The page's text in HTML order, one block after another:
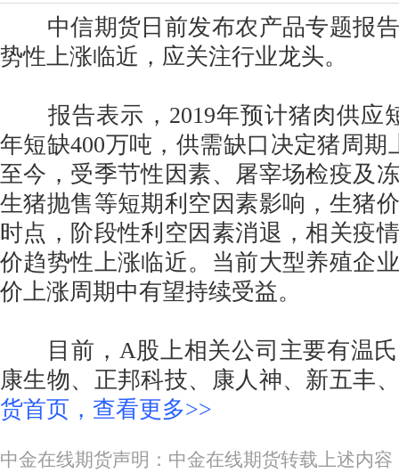
中信期货日前发布农产品专题报告
势性上涨临近，应关注行业龙头。
报告表示，2019年预计猪肉供应
年短缺400万吨，供需缺口决定猪周期
至今，受季节性因素、屠宰场检疫及
生猪抛售等短期利空因素影响，生猪
时点，阶段性利空因素消退，相关疫
价趋势性上涨临近。当前大型养殖企
价上涨周期中有望持续受益。
目前，A股上相关公司主要有温氏
康生物、正邦科技、康人神、新五丰
货首页，查看更多>>
中金在线期货声明：中金在线期货转载上述内